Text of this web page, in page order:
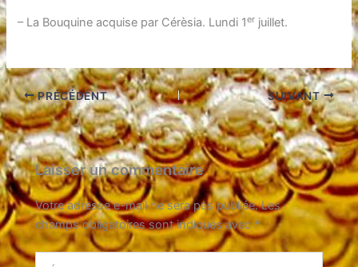
– La Bouquine acquise par Cérèsia. Lundi 1er juillet.
PRÉCÉDENT SUIVANT
Laisser un commentaire
Votre adresse e-mail ne sera pas publiée. Les
champs obligatoires sont indiqués avec*
Écrivez